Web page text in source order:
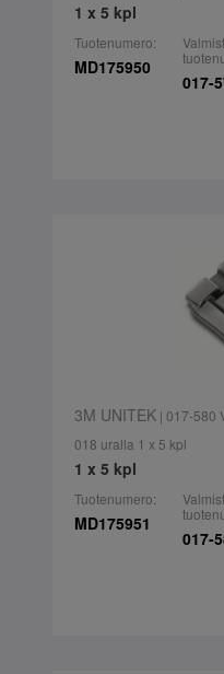
1 x 5 kpl
Tuotenumero:
MD175950
017-
3M UNITEK| 017-580
018 uralla 1 x 5 kpl
1 x 5 kpl
Tuotenumero:
MD175951
017-